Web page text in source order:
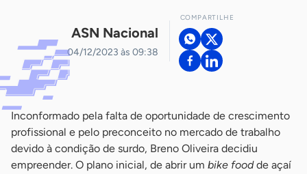
ASN Nacional
04/12/2023 às 09:38
COMPARTILHE
Inconformado pela falta de oportunidade de crescimento
profissional e pelo preconceito no mercado de trabalho
devido à condição de surdo, Breno Oliveira decidiu
empreender. O plano inicial, de abrir um bike foodde açaí